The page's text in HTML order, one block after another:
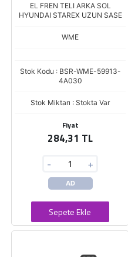
EL FREN TELI ARKA SOL
HYUNDAI STAREX UZUN SASE
WME
Stok Kodu : BSR-WME-59913-
4A030
Stok Miktarı : Stokta Var
Fiyat
284,31 TL
- +
AD
Sepete Ekle